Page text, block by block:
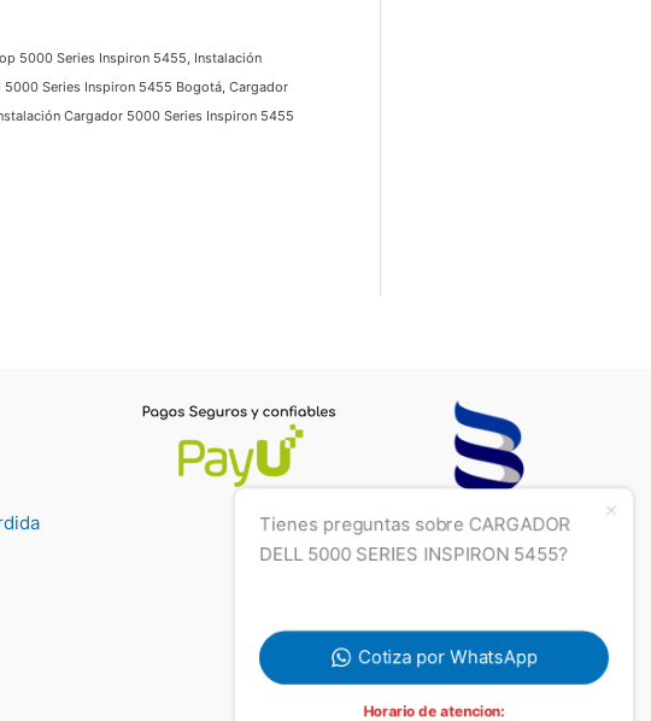
5000 Series Inspiron 5455, Instalación
Series Inspiron 5455 Bogotá, Cargador
Cargador 5000 Series Inspiron 5455
DELL 5000 SERIES INSPIRON 5455?
Cotiza por WhatsApp